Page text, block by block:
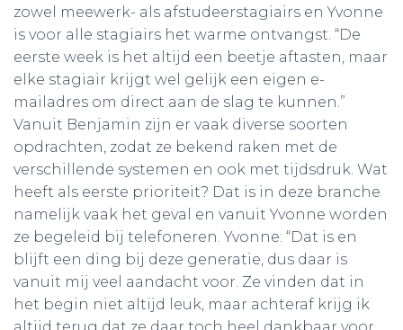
zowel meewerk- als afstudeerstagiairs en Yvonne
is voor alle stagiairs het warme ontvangst. “De
eerste week is het altijd een beetje aftasten, maar
elke stagiair krijgt wel gelijk een eigen e-
mailadres om direct aan de slag te kunnen.”
Vanuit Benjamin zijn er vaak diverse soorten
opdrachten, zodat ze bekend raken met de
verschillende systemen en ook met tijdsdruk. Wat
heeft als eerste prioriteit? Dat is in deze branche
namelijk vaak het geval en vanuit Yvonne worden
ze begeleid bij telefoneren. Yvonne: “Dat is en
blijft een ding bij deze generatie, dus daar is
vanuit mij veel aandacht voor. Ze vinden dat in
het begin niet altijd leuk, maar achteraf krijg ik